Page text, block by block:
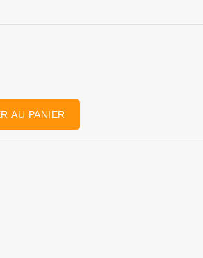
AU PANIER